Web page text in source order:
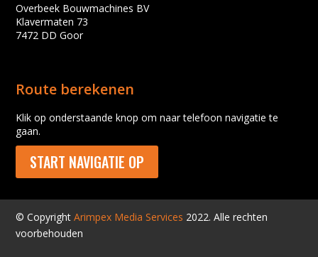
Overbeek Bouwmachines BV
Klavermaten 73
7472 DD Goor
Route berekenen
Klik op onderstaande knop om naar telefoon navigatie te
gaan.
START NAVIGATIE OP
© CopyrightArimpex Media Services 2022. Alle rechten
voorbehouden